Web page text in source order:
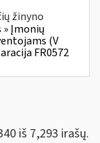
žinyno
» Įmonių
(V
FR0572
iš 7,293 irašų.